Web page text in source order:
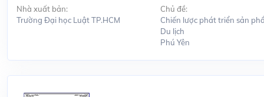
Nhà xuất bản:
Trường Đại học Luật TP.HCM
Chủ đề:
Chiến lược phát triển sản
Du lịch
Phú Yên